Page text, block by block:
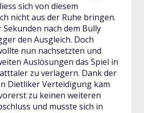
sich von diesem
nicht aus der Ruhe bringen.
Sekunden nach dem Bully
den Ausgleich. Doch
nun nachsetzten und
Auslösungen das Spiel in
zu verlagern. Dank der
Dietliker Verteidigung kam
zu keinen weiteren
und musste sich in